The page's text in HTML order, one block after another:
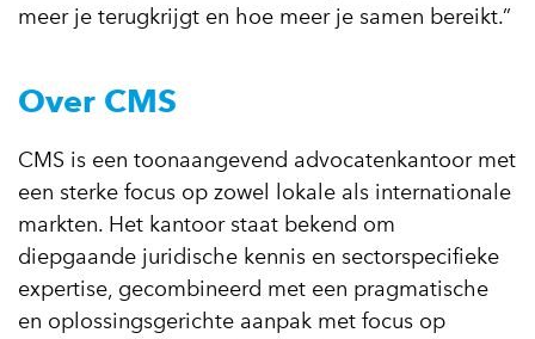
meer je terugkrijgt en hoe meer je samen bereikt.”
Over CMS
CMS is een toonaangevend advocatenkantoor met
een sterke focus op zowel lokale als internationale
markten. Het kantoor staat bekend om
diepgaande juridische kennis en sectorspecifieke
expertise, gecombineerd met een pragmatische
en oplossingsgerichte aanpak met focus op